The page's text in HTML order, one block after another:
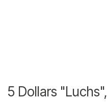
5 Dollars